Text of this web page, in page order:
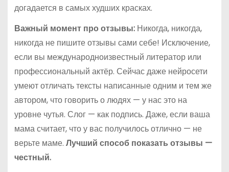
догадается в самых худших красках.
Важный момент про отзывы:Никогда, никогда,
никогда не пишите отзывы сами себе! Исключение,
если вы международноизвестный литератор или
профессиональный актёр. Сейчас даже нейросети
умеют отличать тексты написанные одним и тем же
автором, что говорить о людях — у нас это на
уровне чутья. Слог — как подпись. Даже, если ваша
мама считает, что у вас получилось отлично — не
верьте маме. Лучший способ показать отзывы —
честный.